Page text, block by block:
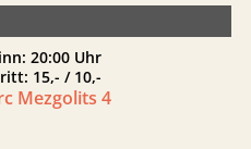
20:00 Uhr
15,- / 10,-
Mezgolits 4